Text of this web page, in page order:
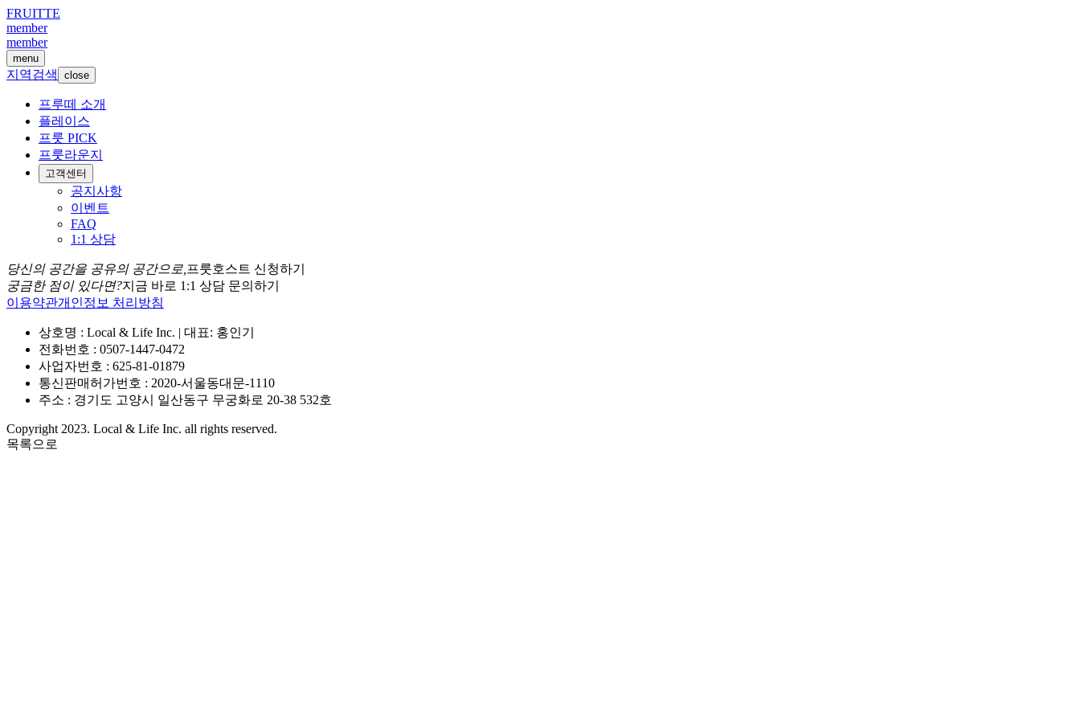
FRUITTE
member
member
menu
지역검색 close
프루떼 소개
플레이스
프룻 PICK
프룻라운지
고객센터
공지사항
이벤트
FAQ
1:1 상담
당신의 공간을 공유의 공간으로, 프룻호스트 신청하기
궁금한 점이 있다면?지금 바로 1:1 상담 문의하기
이용약관개인정보 처리방침
상호명 : Local & Life Inc. | 대표: 홍인기
전화번호 : 0507-1447-0472
사업자번호 : 625-81-01879
통신판매허가번호 : 2020-서울동대문-1110
주소 : 경기도 고양시 일산동구 무궁화로 20-38 532호
Copyright 2023. Local & Life Inc. all rights reserved.
목록으로